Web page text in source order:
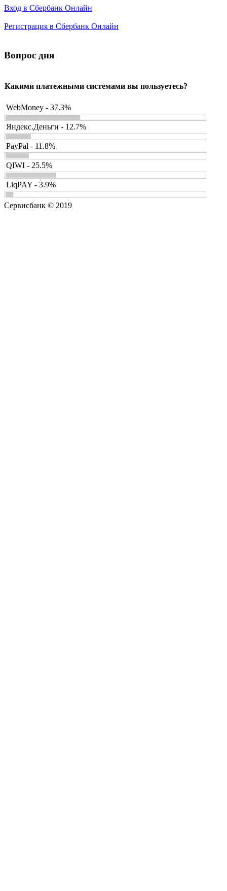
Вход в Сбербанк Онлайн
Регистрация в Сбербанк Онлайн
Вопрос дня
Какими платежными системами вы пользуетесь?
WebMoney - 37.3%
Яндекс.Деньги - 12.7%
PayPal - 11.8%
QIWI - 25.5%
LiqPAY - 3.9%
Сервисбанк © 2019